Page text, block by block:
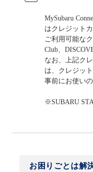
MySubaru
はクレジット
ご利用可能な
Club、
なお、上記ク
は、クレジッ
事前にお使い
※SUBARU
お困りごとは解